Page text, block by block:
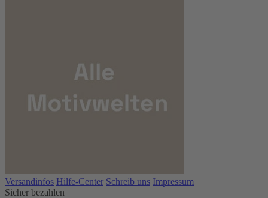
Versandinfos Hilfe-Center Schreib uns Impressum
Sicher bezahlen